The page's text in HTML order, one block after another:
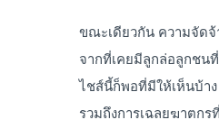
ขณะเดียวกัน ความจัดจ้
จากที่เคยมีลูกล่อลูกชน
ไชส์นี้ก็พอที่มีให้เห็นบ้า
รวมถึงการเฉลยฆาตก